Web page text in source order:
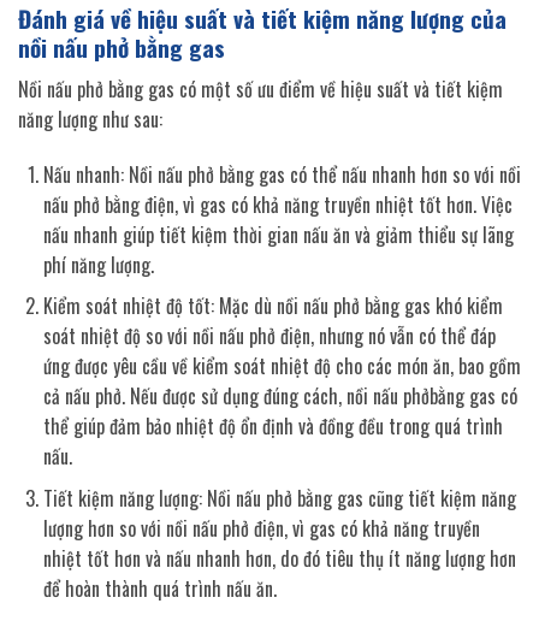
Đánh giá về hiệu suất và tiết kiệm năng lượng của
nồi nấu phở bằng gas
Nồi nấu phở bằng gas có một số ưu điểm về hiệu suất và tiết kiệm
năng lượng như sau:
Nấu nhanh: Nồi nấu phở bằng gas có thể nấu nhanh hơn so với nồi
nấu phở bằng điện, vì gas có khả năng truyền nhiệt tốt hơn. Việc
nấu nhanh giúp tiết kiệm thời gian nấu ăn và giảm thiểu sự lãng
phí năng lượng.
Kiểm soát nhiệt độ tốt: Mặc dù nồi nấu phở bằng gas khó kiểm
soát nhiệt độ so với nồi nấu phở điện, nhưng nó vẫn có thể đáp
ứng được yêu cầu về kiểm soát nhiệt độ cho các món ăn, bao gồm
cả nấu phở. Nếu được sử dụng đúng cách, nồi nấu phởbằng gas có
thể giúp đảm bảo nhiệt độ ổn định và đồng đều trong quá trình
nấu.
Tiết kiệm năng lượng: Nồi nấu phở bằng gas cũng tiết kiệm năng
lượng hơn so với nồi nấu phở điện, vì gas có khả năng truyền
nhiệt tốt hơn và nấu nhanh hơn, do đó tiêu thụ ít năng lượng hơn
để hoàn thành quá trình nấu ăn.